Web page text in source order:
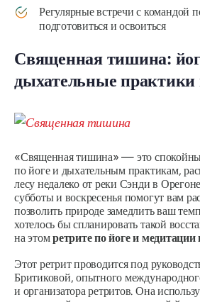
Регулярные встречи с командой
подготовиться и освоиться
Священная тишина:
дыхательные практики
«Священная тишина» — это
по йоге и дыхательным практикам,
лесу недалеко от реки Сэнди в
субботы и воскресенья помогут вам
позволить природе замедлить ваш
хотелось бы спланировать такой
на этомретрите по йоге и медитации
Этот ретрит проводится под
Бритиковой, опытного
и организатора ретритов. Она